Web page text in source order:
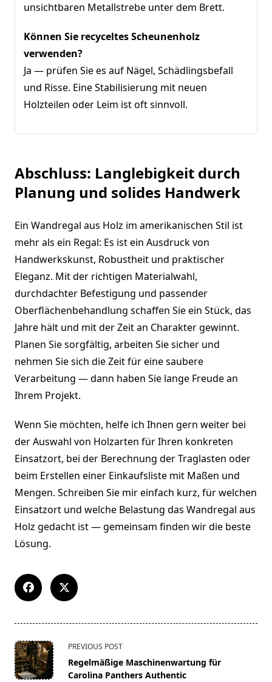
unsichtbaren Metallstrebe unter dem Brett.
Können Sie recyceltes Scheunenholz
verwenden?
Ja — prüfen Sie es auf Nägel, Schädlingsbefall
und Risse. Eine Stabilisierung mit neuen
Holzteilen oder Leim ist oft sinnvoll.
Abschluss: Langlebigkeit durch
Planung und solides Handwerk
Ein Wandregal aus Holz im amerikanischen Stil ist
mehr als ein Regal: Es ist ein Ausdruck von
Handwerkskunst, Robustheit und praktischer
Eleganz. Mit der richtigen Materialwahl,
durchdachter Befestigung und passender
Oberflächenbehandlung schaffen Sie ein Stück, das
Jahre hält und mit der Zeit an Charakter gewinnt.
Planen Sie sorgfältig, arbeiten Sie sicher und
nehmen Sie sich die Zeit für eine saubere
Verarbeitung — dann haben Sie lange Freude an
Ihrem Projekt.
Wenn Sie möchten, helfe ich Ihnen gern weiter bei
der Auswahl von Holzarten für Ihren konkreten
Einsatzort, bei der Berechnung der Traglasten oder
beim Erstellen einer Einkaufsliste mit Maßen und
Mengen. Schreiben Sie mir einfach kurz, für welchen
Einsatzort und welche Belastung das Wandregal aus
Holz gedacht ist — gemeinsam finden wir die beste
Lösung.
<span
class="nav-
subtitle
PREVIOUS POST
Regelmäßige Maschinenwartung für
Carolina Panthers Authentic